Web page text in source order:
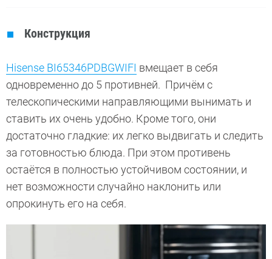
Конструкция
Hisense BI65346PDBGWIFI вмещает в себя
одновременно до 5 противней. Причём с
телескопическими направляющими вынимать и
ставить их очень удобно. Кроме того, они
достаточно гладкие: их легко выдвигать и следить
за готовностью блюда. При этом противень
остаётся в полностью устойчивом состоянии, и
нет возможности случайно наклонить или
опрокинуть его на себя.